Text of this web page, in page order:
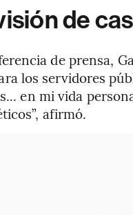
de
de prensa,
los servidores
en mi vida
afirmó.